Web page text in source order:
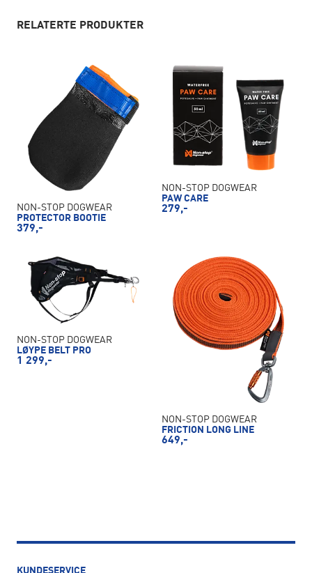
RELATERTE PRODUKTER
NON-STOP DOGWEAR
PROTECTOR BOOTIE
379,-
NON-STOP DOGWEAR
PAW CARE
279,-
NON-STOP DOGWEAR
LØYPE BELT PRO
1 299,-
NON-STOP DOGWEAR
FRICTION LONG LINE
649,-
KUNDESERVICE